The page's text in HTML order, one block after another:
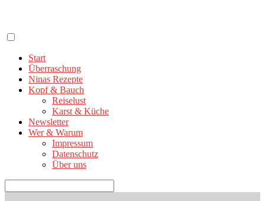
springen
Start
Überraschung
Ninas Rezepte
Kopf & Bauch
Reiselust
Karst & Küche
Newsletter
Wer & Warum
Impressum
Datenschutz
Über uns
nach: